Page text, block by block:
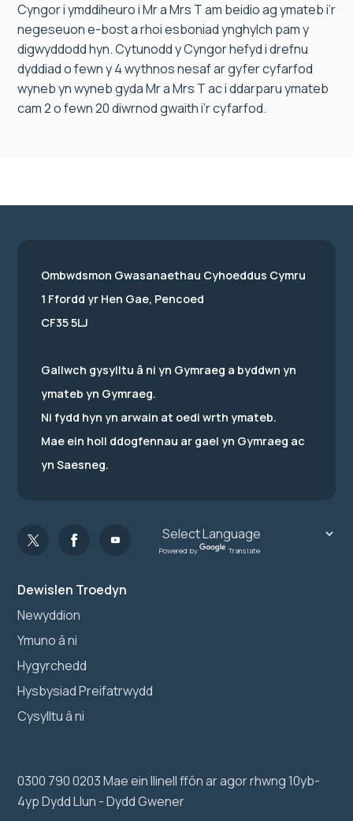
Cyngor i ymddiheuro i Mr a Mrs T am beidio ag ymateb i’r
negeseuon e-bost a rhoi esboniad ynghylch pam y
digwyddodd hyn. Cytunodd y Cyngor hefyd i drefnu
dyddiad o fewn y 4 wythnos nesaf ar gyfer cyfarfod
wyneb yn wyneb gyda Mr a Mrs T ac i ddarparu ymateb
cam 2 o fewn 20 diwrnod gwaith i’r cyfarfod.
Dewislen Troedyn
Newyddion
Ymuno â ni
Hygyrchedd
Hysbysiad Preifatrwydd
Cysylltu â ni
0300 790 0203 Mae ein llinell ffôn ar agor rhwng 10yb-
4yp Dydd Llun - Dydd Gwener
Ombwdsmon Gwasanaethau Cyhoeddus Cymru
1 Ffordd yr Hen Gae, Pencoed
CF35 5LJ
Gallwch gysylltu â ni yn Gymraeg a byddwn yn
ymateb yn Gymraeg.
Ni fydd hyn yn arwain at oedi wrth ymateb.
Mae ein holl ddogfennau ar gael yn Gymraeg ac
yn Saesneg.
Powered by Translate